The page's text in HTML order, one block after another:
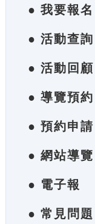
● 我要報名
● 活動查詢
● 活動回顧
● 導覽預約
● 預約申請
● 網站導覽
● 電子報
● 常見問題